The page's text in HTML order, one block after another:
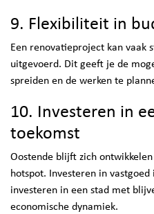
9. Flexibiliteit in
Een renovatieproject kan vaak
uitgevoerd. Dit geeft je de
spreiden en de werken te
10. Investeren in
toekomst
Oostende blijft zich
hotspot. Investeren in
investeren in een stad met
economische dynamiek.